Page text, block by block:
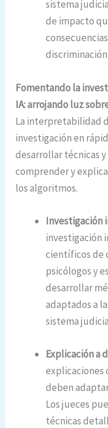
sistema
de impacto
Fomentando la
IA: arrojando luz
La interpretabilidad
investigación en
desarrollar técnicas
comprender y
los algoritmos.
Investigación
investigación
científicos de
psicólogos y
desarrollar
adaptados a
sistema
Explicación a
explicaciones
deben
Los jueces
técnicas